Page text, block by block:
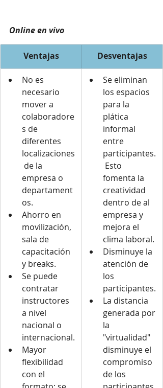
Online en vivo
Ventajas Desventajas
No es
necesario
mover a
colaboradore
s de
diferentes
localizaciones
de la
empresa o
departament
os.
Ahorro en
movilización,
sala de
capacitación
y breaks.
Se puede
contratar
instructores
a nivel
nacional o
internacional.
Mayor
flexibilidad
con el
Se eliminan
los espacios
para la
plática
informal
entre
participantes.
Esto
fomenta la
creatividad
dentro de al
empresa y
mejora el
clima laboral.
Disminuye la
atención de
los
participantes.
La distancia
generada por
la
"virtualidad"
disminuye el
compromiso
de los